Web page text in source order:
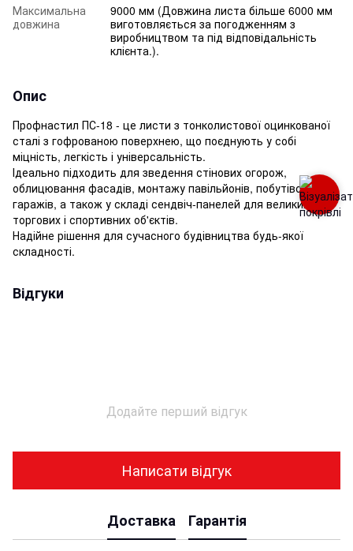
Максимальна
довжина
9000 мм (Довжина листа більше 6000 мм
виготовляється за погодженням з
виробництвом та під відповідальність
клієнта.).
Опис
Профнастил ПС-18 - це листи з тонколистової оцинкованої
сталі з гофрованою поверхнею, що поєднують у собі
міцність, легкість і універсальність.
Ідеально підходить для зведення стінових огорож,
облицювання фасадів, монтажу павільйонів, побутівок,
гаражів, а також у складі сендвіч-панелей для великих
торгових і спортивних об'єктів.
Надійне рішення для сучасного будівництва будь-якої
складності.
Відгуки
Додайте перший відгук
Написати відгук
Доставка Гарантія